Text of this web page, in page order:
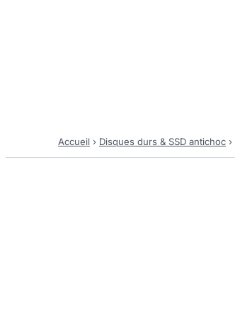
Accueil › Disques durs & SSD antichoc ›